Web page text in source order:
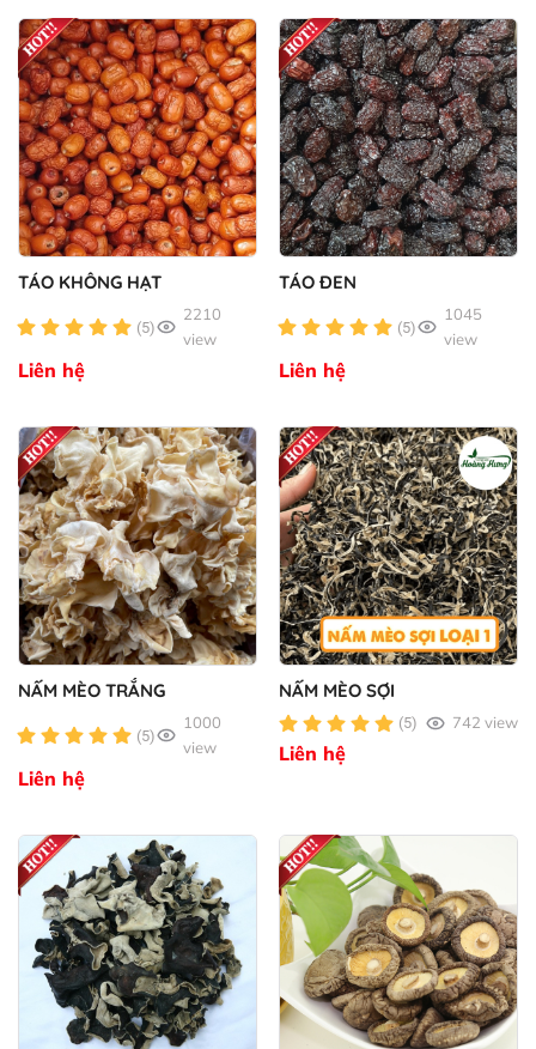
TÁO KHÔNG HẠT
(5)
2210
view
Liên hệ
TÁO ĐEN
(5)
1045
view
Liên hệ
NẤM MÈO TRẮNG
(5)
1000
view
Liên hệ
NẤM MÈO SỢI
(5) 742 view
Liên hệ